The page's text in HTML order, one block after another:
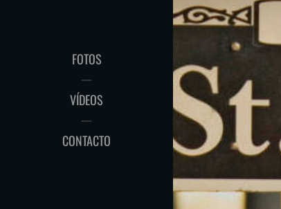
FOTOS
VÍDEOS
CONTACTO